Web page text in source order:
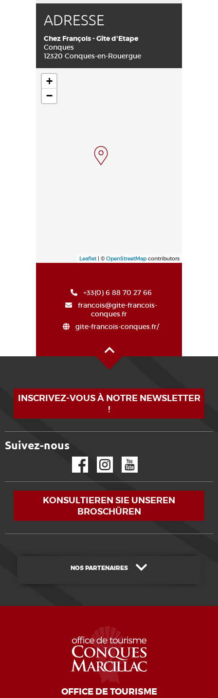
ADRESSE
Chez François - Gîte d'Etape
Conques
12320 Conques-en-Rouergue
+
−
Leaflet| © OpenStreetMap contributors
+33(0) 6 88 70 27 66
francois@gite-francois-
conques.fr
gite-francois-conques.fr/
INSCRIVEZ-VOUS À NOTRE NEWSLETTER
!
Suivez-nous
KONSULTIEREN SIE UNSEREN
BROSCHÜREN
NOS PARTENAIRES
OFFICE DE TOURISME